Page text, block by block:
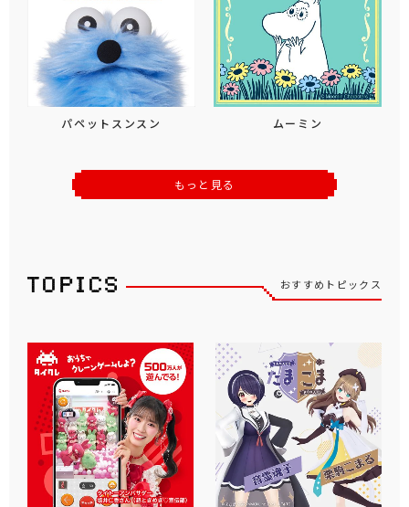
パペットスンスン ムーミン
もっと見る
おすすめトピックス